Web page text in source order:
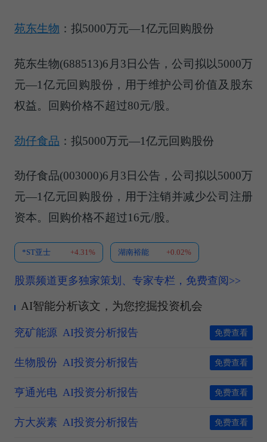
苑东生物 ：拟5000万元—1亿元回购股份
苑东生物(688513)6月3日公告，公司拟以5000万
元—1亿元回购股份，用于维护公司价值及股东
权益。回购价格不超过80元/股。
劲仔食品 ：拟5000万元—1亿元回购股份
劲仔食品(003000)6月3日公告，公司拟以5000万
元—1亿元回购股份，用于注销并减少公司注册
资本。回购价格不超过16元/股。
*ST亚士 +4.31% 湖南裕能 +0.02%
股票频道更多独家策划、专家专栏，免费查阅>>
AI智能分析该文，为您挖掘投资机会
兖矿能源 AI投资分析报告 免费查看
生物股份 AI投资分析报告 免费查看
亨通光电 AI投资分析报告 免费查看
方大炭素 AI投资分析报告 免费查看